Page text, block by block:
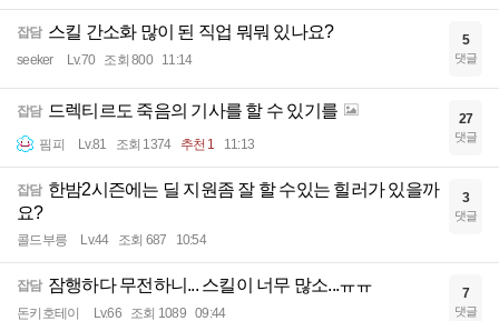
잡담 스킬 간소화 많이 된 직업 뭐뭐 있나요?
seeker Lv.70 조회 800 11:14
5
댓글
잡담 드렉티르도 죽음의 기사를 할 수 있기를
핌피 Lv.81 조회 1374 추천 1 11:13
27
댓글
잡담 한밤2시즌에는 딜 지원좀 잘 할 수있는 힐러가 있을까
요?
콜드부릉 Lv.44 조회 687 10:54
3
댓글
잡담 잠행하다 무전하니... 스킬이 너무 많소...ㅠㅠ
돈키호테이 Lv.66 조회 1089 09:44
7
댓글